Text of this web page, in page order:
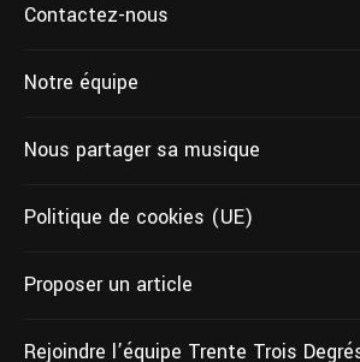
Contactez-nous
Notre équipe
Nous partager sa musique
Politique de cookies (UE)
Proposer un article
Rejoindre l’équipe Trente Trois